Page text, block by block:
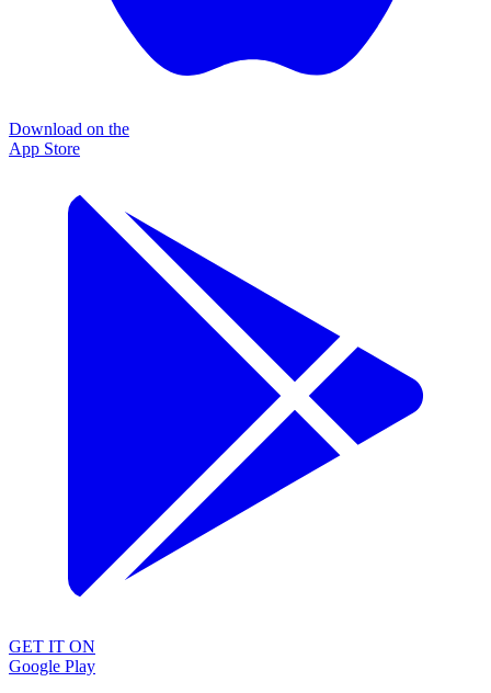
Download on the
App Store
GET IT ON
Google Play